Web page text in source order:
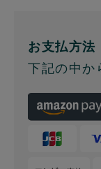
お支払方法
下記の中か